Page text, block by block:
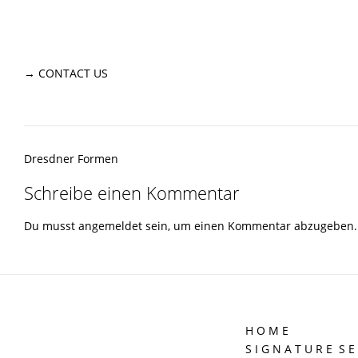
→ CONTACT US
Post
Dresdner Formen
Schreibe einen Kommentar
Du musst angemeldet sein, um einen Kommentar abzugeben.
H O M E
S I G N A T U R E S E